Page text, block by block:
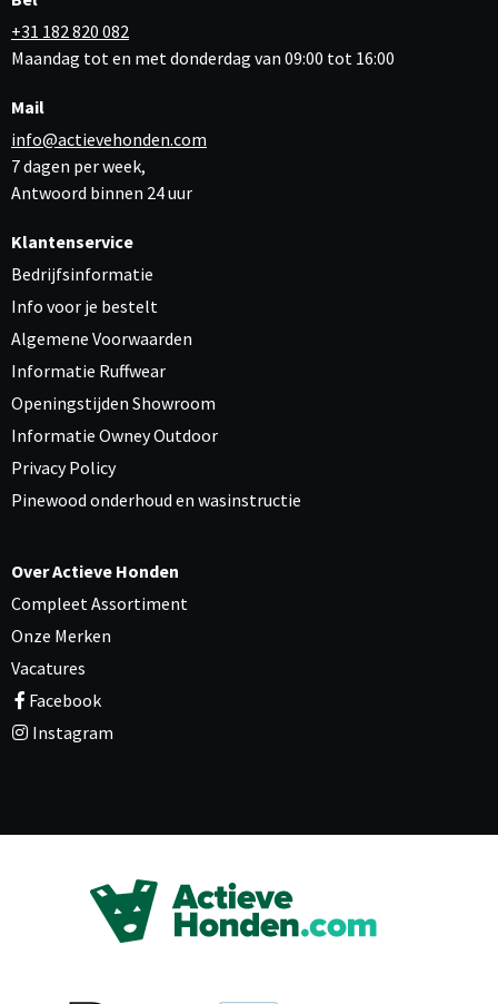
+31 182 820 082
Maandag tot en met donderdag van 09:00 tot 16:00
Mail
info@actievehonden.com
7 dagen per week,
Antwoord binnen 24 uur
Klantenservice
Bedrijfsinformatie
Info voor je bestelt
Algemene Voorwaarden
Informatie Ruffwear
Openingstijden Showroom
Informatie Owney Outdoor
Privacy Policy
Pinewood onderhoud en wasinstructie
Over Actieve Honden
Compleet Assortiment
Onze Merken
Vacatures
Facebook
Instagram